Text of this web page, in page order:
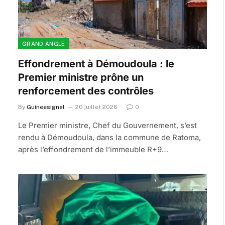
GRAND ANGLE
Effondrement à Démoudoula : le
Premier ministre prône un
renforcement des contrôles
By Guineesignal 20 juillet 2026 0
Le Premier ministre, Chef du Gouvernement, s’est
rendu à Démoudoula, dans la commune de Ratoma,
après l’effondrement de l’immeuble R+9…